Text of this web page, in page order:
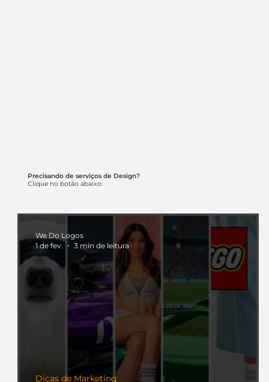
Precisando de serviços de Design?
Clique no botão abaixo:
Dicas de Marketing
We Do Logos
1 de fev.
3 min de leitura